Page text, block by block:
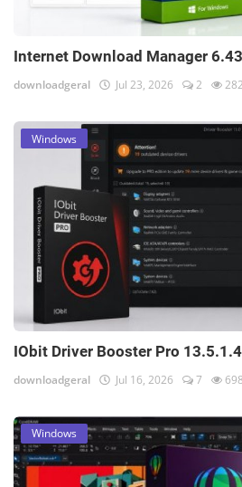
Internet Download Manager
downloadgeral Jul 23, 2026 2
Windows
IObit Driver Booster Pro
downloadgeral Jul 16, 2026 7
Windows